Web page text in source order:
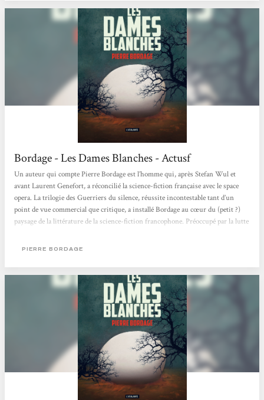
Bordage - Les Dames Blanches - Actusf
Un auteur qui compte Pierre Bordage est l’homme qui, après Stefan Wul et
avant Laurent Genefort, a réconcilié la science-fiction française avec le space
opera. La trilogie des Guerriers du silence, réussite incontestable tant d’un
point de vue commercial que critique, a installé Bordage au cœur du (petit ?)
paysage de la littérature de la science-fiction francophone. Préoccupé par la lutte
publie. Les Dames blanches s’inscrit dans cette démarche et relève autant de la
PIERRE BORDAGE